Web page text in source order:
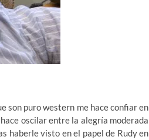
son puro western me hace confiar en
oscilar entre la alegría moderada
haberle visto en el papel de Rudy en